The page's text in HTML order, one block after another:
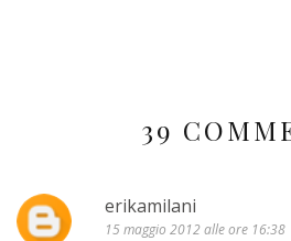
39
erikamilani
15 maggio 2012 alle ore 16:38